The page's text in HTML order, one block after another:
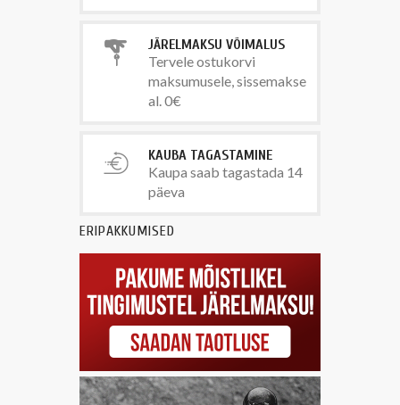
JÄRELMAKSU VÕIMALUS
Tervele ostukorvi
maksumusele, sissemakse
al. 0€
KAUBA TAGASTAMINE
Kaupa saab tagastada 14
päeva
ERIPAKKUMISED